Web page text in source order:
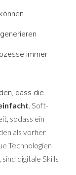
immer
dass die
. Soft-
sodass ein
als vorher
Technologien
digitale Skills